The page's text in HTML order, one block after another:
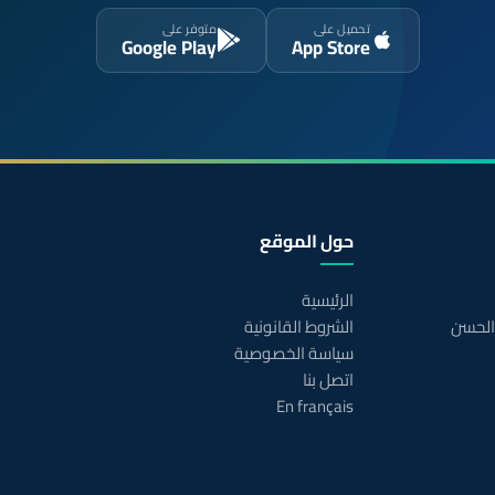
تحميل على
App Store
متوفر على
Google Play
حول الموقع
الرئيسية
الشروط القانونية
سياسة الخصوصية
اتصل بنا
En français